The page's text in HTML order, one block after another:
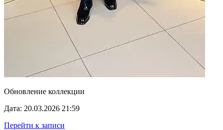
Обновление коллекции
Дата: 20.03.2026 21:59
Перейти к записи